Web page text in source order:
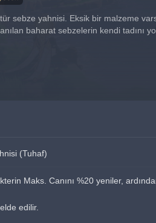
sebze yahnisi. Eksik bir malzeme
baharat sebzelerin kendi tadını
(Tuhaf)
Maks. Canını %20 yeniler,
edilir.